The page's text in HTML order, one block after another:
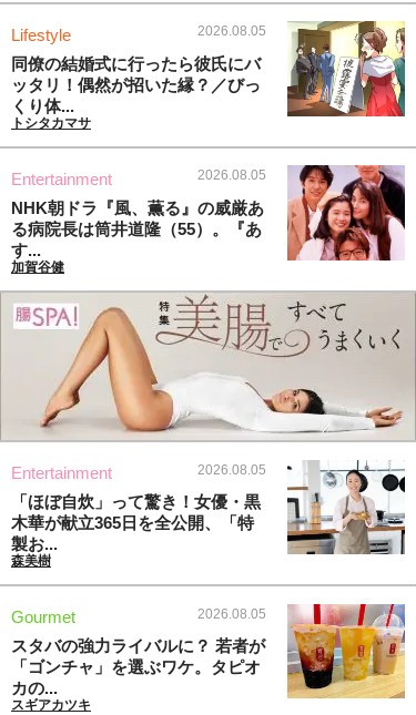
Lifestyle 2026.08.05
同僚の結婚式に行ったら彼氏にバ
ッタリ！偶然が招いた縁？／びっ
くり体...
トシタカマサ
Entertainment 2026.08.05
NHK朝ドラ『風、薫る』の威厳あ
る病院長は筒井道隆（55）。『あ
す...
加賀谷健
Entertainment 2026.08.05
「ほぼ自炊」って驚き！女優・黒
木華が献立365日を全公開、「特
製お...
森美樹
Gourmet 2026.08.05
スタバの強力ライバルに？ 若者が
「ゴンチャ」を選ぶワケ。タピオ
カの...
スギアカツキ